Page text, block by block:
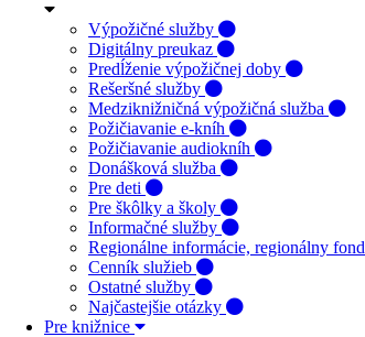
Výpožičné služby
Digitálny preukaz
Predĺženie výpožičnej doby
Rešeršné služby
Medziknižničná výpožičná služba
Požičiavanie e-kníh
Požičiavanie audiokníh
Donášková služba
Pre deti
Pre škôlky a školy
Informačné služby
Regionálne informácie, regionálny fond
Cenník služieb
Ostatné služby
Najčastejšie otázky
Pre knižnice